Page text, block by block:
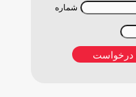
شماره